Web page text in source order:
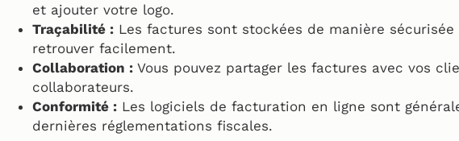
et ajouter votre logo.
Traçabilité : Les factures sont stockées de manière sécurisée
retrouver facilement.
Collaboration : Vous pouvez partager les factures avec vos
collaborateurs.
Conformité : Les logiciels de facturation en ligne sont
dernières réglementations fiscales.